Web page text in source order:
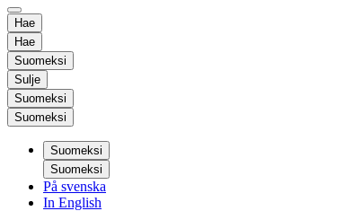
Hae
Hae
Suomeksi
Sulje
Suomeksi
Suomeksi
Suomeksi
Suomeksi
På svenska
In English